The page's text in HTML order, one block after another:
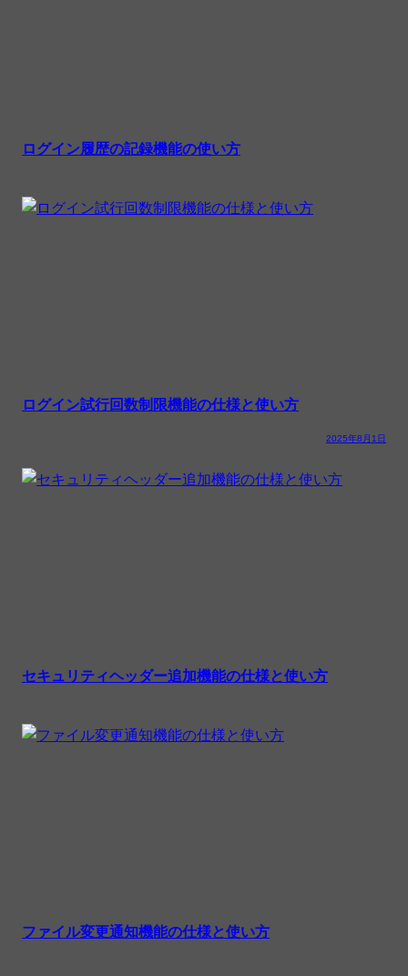
ログイン履歴の記録機能の使い方
ログイン試行回数制限機能の仕様と使い方
2025年8月1日
セキュリティヘッダー追加機能の仕様と使い方
ファイル変更通知機能の仕様と使い方